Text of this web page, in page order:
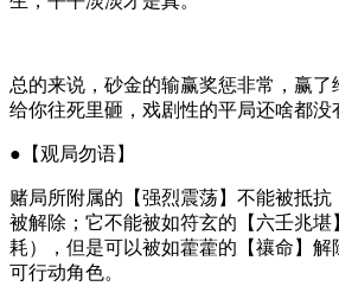
总的来说，砂金的输赢奖惩非常，赢了
给你往死里砸，戏剧性的平局还啥都没
●【观局勿语】
赌局所附属的【强烈震荡】 不能被抵抗
被解除 ； 它不能被如符玄的【六壬兆堪
耗），但是可以被如藿藿的【禳命】解
可行动角色。